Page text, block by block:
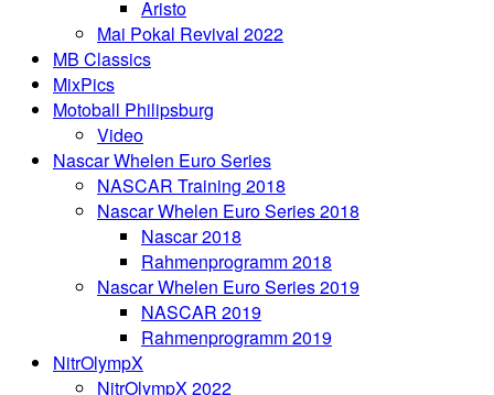
Aristo
Mai Pokal Revival 2022
MB Classics
MixPics
Motoball Philipsburg
Video
Nascar Whelen Euro Series
NASCAR Training 2018
Nascar Whelen Euro Series 2018
Nascar 2018
Rahmenprogramm 2018
Nascar Whelen Euro Series 2019
NASCAR 2019
Rahmenprogramm 2019
NitrOlympX
NitrOlympX 2022